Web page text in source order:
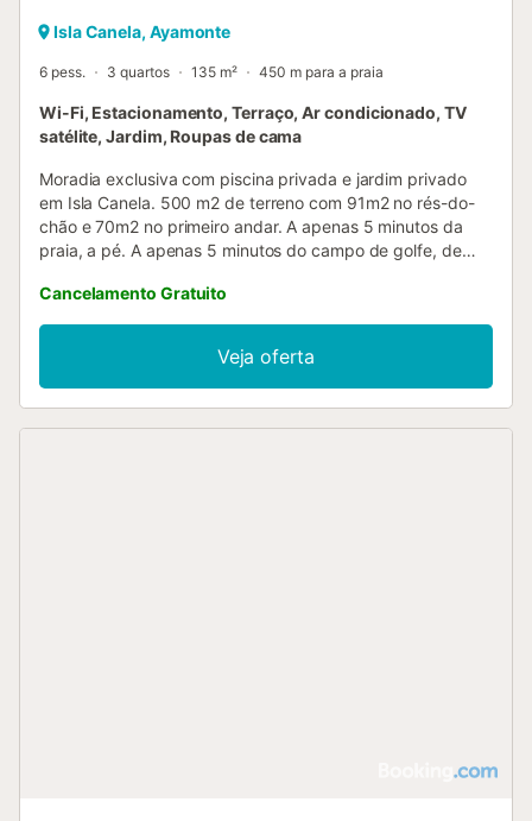
Isla Canela, Ayamonte
6 pess. 3 quartos 135 m² 450 m para a praia
Wi-Fi, Estacionamento, Terraço, Ar condicionado, TV
satélite, Jardim, Roupas de cama
Moradia exclusiva com piscina privada e jardim privado
em Isla Canela. 500 m2 de terreno com 91m2 no rés-do-
chão e 70m2 no primeiro andar. A apenas 5 minutos da
praia, a pé. A apenas 5 minutos do campo de golfe, de
2 casas de banho e 1 WC, uma luminosa sala de estar e
uma moderna cozinha totalmente equipada. A sua cuidada
decoração, o mobiliário de alta gama e a qualidade dos
acabamentos criam ambientes sofisticados, confortáveis e
acolhedores. Encontrará o último detalhe em utensílios de
PROIBIDO FUMAR PROIBIDOS ANIMAIS DE ESTIMAÇÃO
Cancelamento Gratuito
Veja oferta